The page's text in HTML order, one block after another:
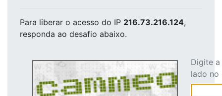
Para liberar o acesso do IP 216.73.216.124,
responda ao desafio abaixo.
Digite
lado no